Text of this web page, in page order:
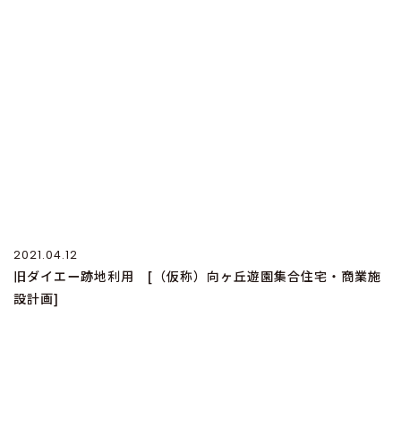
2021.04.12
旧ダイエー跡地利用 [（仮称）向ヶ丘遊園集合住宅・商業施
設計画]